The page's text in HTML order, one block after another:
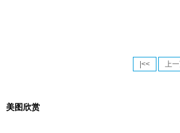
|<< 上
美图欣赏